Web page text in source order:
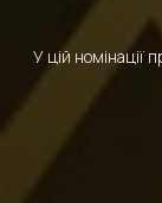
У цій номінації